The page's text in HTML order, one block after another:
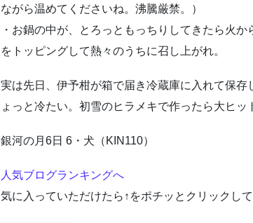
ながら温めてくださいね。沸騰厳禁。）
・お鍋の中が、とろっともっちりしてきたら火
をトッピングして熱々のうちに召し上がれ。
実は先日、伊予柑が箱で届き冷蔵庫に入れて保
ょっと冷たい。初雪のヒラメキで作ったら大ヒッ
銀河の月6日 6・犬（KIN110）
人気ブログランキングへ
気に入っていただけたら↑をポチッとクリックし